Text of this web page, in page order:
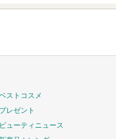
ストコスメ
プレゼント
ビューティニュース